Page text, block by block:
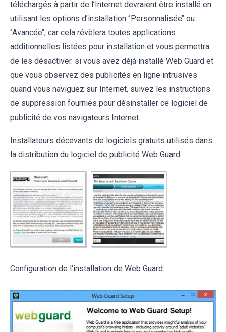
téléchargés à partir de l’Internet devraient être installé en
utilisant les options d’installation ‘’Personnalisée’’ ou
‘’Avancée’’, car cela révèlera toutes applications
additionnelles listées pour installation et vous permettra
de les désactiver. si vous avez déjà installé Web Guard et
que vous observez des publicités en ligne intrusives
quand vous naviguez sur Internet, suivez les instructions
de suppression fournies pour désinstaller ce logiciel de
publicité de vos navigateurs Internet.
Installateurs décevants de logiciels gratuits utilisés dans
la distribution du logiciel de publicité Web Guard:
Configuration de l'installation de Web Guard: